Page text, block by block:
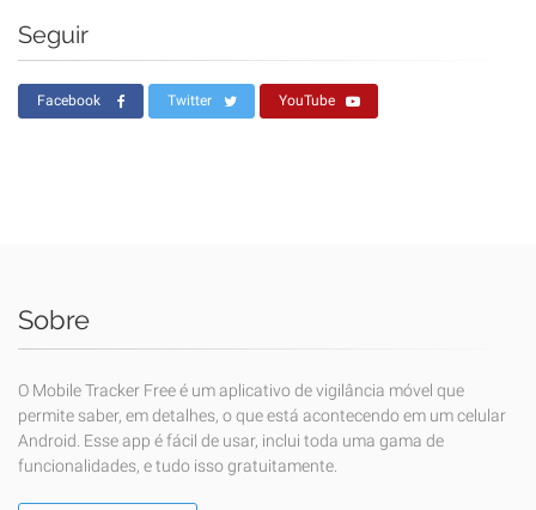
Seguir
Facebook Twitter YouTube
Sobre
O Mobile Tracker Free é um aplicativo de vigilância móvel que
permite saber, em detalhes, o que está acontecendo em um celular
Android. Esse app é fácil de usar, inclui toda uma gama de
funcionalidades, e tudo isso gratuitamente.